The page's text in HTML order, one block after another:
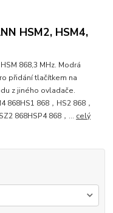
HSM2, HSM4,
868,3 MHz. Modrá
přidání tlačítkem na
z jiného ovladače.
868HS1 868，HS2 868，
868HSP4 868，... celý